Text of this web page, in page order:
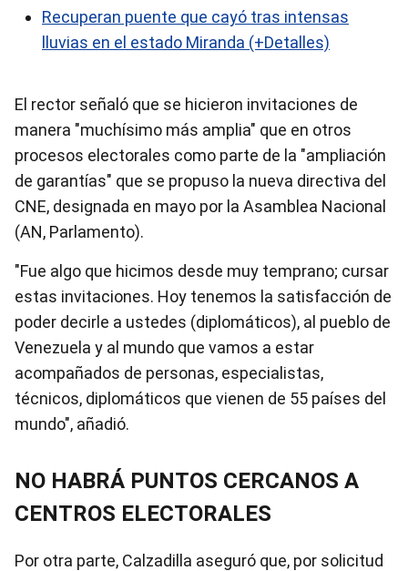
Recuperan puente que cayó tras intensas
lluvias en el estado Miranda (+Detalles)
El rector señaló que se hicieron invitaciones de
manera "muchísimo más amplia" que en otros
procesos electorales como parte de la "ampliación
de garantías" que se propuso la nueva directiva del
CNE, designada en mayo por la Asamblea Nacional
(AN, Parlamento).
"Fue algo que hicimos desde muy temprano; cursar
estas invitaciones. Hoy tenemos la satisfacción de
poder decirle a ustedes (diplomáticos), al pueblo de
Venezuela y al mundo que vamos a estar
acompañados de personas, especialistas,
técnicos, diplomáticos que vienen de 55 países del
mundo", añadió.
NO HABRÁ PUNTOS CERCANOS A
CENTROS ELECTORALES
Por otra parte, Calzadilla aseguró que, por solicitud